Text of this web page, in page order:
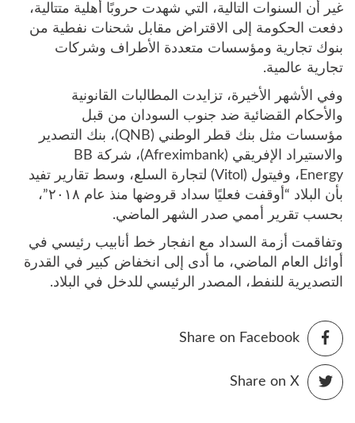
غير أن السنوات التالية، التي شهدت حروبًا أهلية متتالية،
دفعت الحكومة إلى الاقتراض مقابل شحنات نفطية من
بنوك تجارية ومؤسسات متعددة الأطراف وشركات
تجارية عالمية.
وفي الأشهر الأخيرة، تزايدت المطالبات القانونية
والأحكام القضائية ضد جنوب السودان من قبل
مؤسسات مثل بنك قطر الوطني (QNB)، بنك التصدير
والاستيراد الإفريقي (Afreximbank)، شركة BB
Energy، وفيتول (Vitol) لتجارة السلع، وسط تقارير تفيد
بأن البلاد “أوقفت فعليًا سداد قروضها منذ عام ٢٠١٨”،
بحسب تقرير أممي صدر الشهر الماضي.
وتفاقمت أزمة السداد مع انفجار خط أنابيب رئيسي في
أوائل العام الماضي، ما أدى إلى انخفاض كبير في القدرة
التصديرية للنفط، المصدر الرئيسي للدخل في البلاد.
Share on Facebook
Share on X